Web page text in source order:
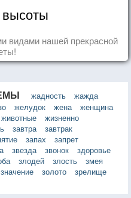
высоты
видами нашей прекрасной
жадность
жажда
желудок жена
женщина
животные
жизненно
завтра
завтрак
запах
запрет
звезда звонок
здоровье
злодей злость
змея
значение золото
зрелище